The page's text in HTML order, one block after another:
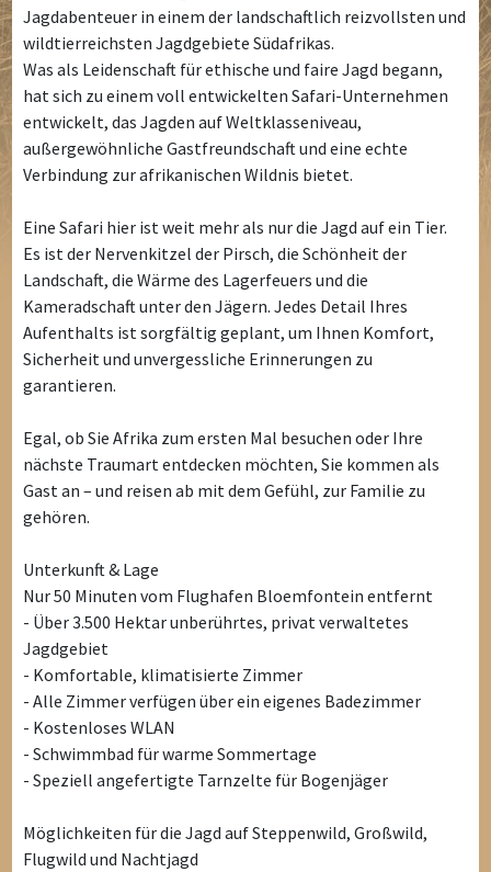
Jagdabenteuer in einem der landschaftlich reizvollsten und
wildtierreichsten Jagdgebiete Südafrikas.
Was als Leidenschaft für ethische und faire Jagd begann,
hat sich zu einem voll entwickelten Safari-Unternehmen
entwickelt, das Jagden auf Weltklasseniveau,
außergewöhnliche Gastfreundschaft und eine echte
Verbindung zur afrikanischen Wildnis bietet.
Eine Safari hier ist weit mehr als nur die Jagd auf ein Tier.
Es ist der Nervenkitzel der Pirsch, die Schönheit der
Landschaft, die Wärme des Lagerfeuers und die
Kameradschaft unter den Jägern. Jedes Detail Ihres
Aufenthalts ist sorgfältig geplant, um Ihnen Komfort,
Sicherheit und unvergessliche Erinnerungen zu
garantieren.
Egal, ob Sie Afrika zum ersten Mal besuchen oder Ihre
nächste Traumart entdecken möchten, Sie kommen als
Gast an – und reisen ab mit dem Gefühl, zur Familie zu
gehören.
Unterkunft & Lage
Nur 50 Minuten vom Flughafen Bloemfontein entfernt
- Über 3.500 Hektar unberührtes, privat verwaltetes
Jagdgebiet
- Komfortable, klimatisierte Zimmer
- Alle Zimmer verfügen über ein eigenes Badezimmer
- Kostenloses WLAN
- Schwimmbad für warme Sommertage
- Speziell angefertigte Tarnzelte für Bogenjäger
Möglichkeiten für die Jagd auf Steppenwild, Großwild,
Flugwild und Nachtjagd